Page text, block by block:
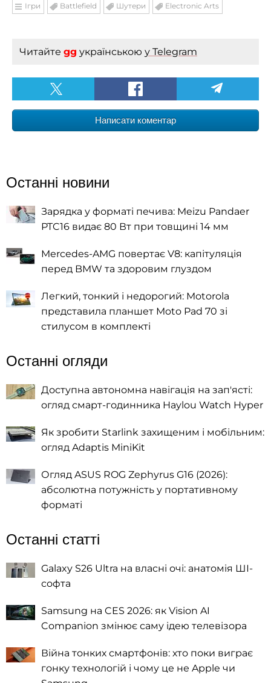
Ігри Battlefield Шутери Electronic Arts
Читайте gg українською у Telegram
Написати коментар
Останні новини
Зарядка у форматі печива: Meizu Pandaer
PTC16 видає 80 Вт при товщині 14 мм
Mercedes-AMG повертає V8: капітуляція
перед BMW та здоровим глуздом
Легкий, тонкий і недорогий: Motorola
представила планшет Moto Pad 70 зі
стилусом в комплекті
Останні огляди
Доступна автономна навігація на зап'ясті:
огляд смарт-годинника Haylou Watch Hyper
Як зробити Starlink захищеним і мобільним:
огляд Adaptis MiniKit
Огляд ASUS ROG Zephyrus G16 (2026):
абсолютна потужність у портативному
форматі
Останні статті
Galaxy S26 Ultra на власні очі: анатомія ШІ-
софта
Samsung на CES 2026: як Vision AI
Companion змінює саму ідею телевізора
Війна тонких смартфонів: хто поки виграє
гонку технологій і чому це не Apple чи